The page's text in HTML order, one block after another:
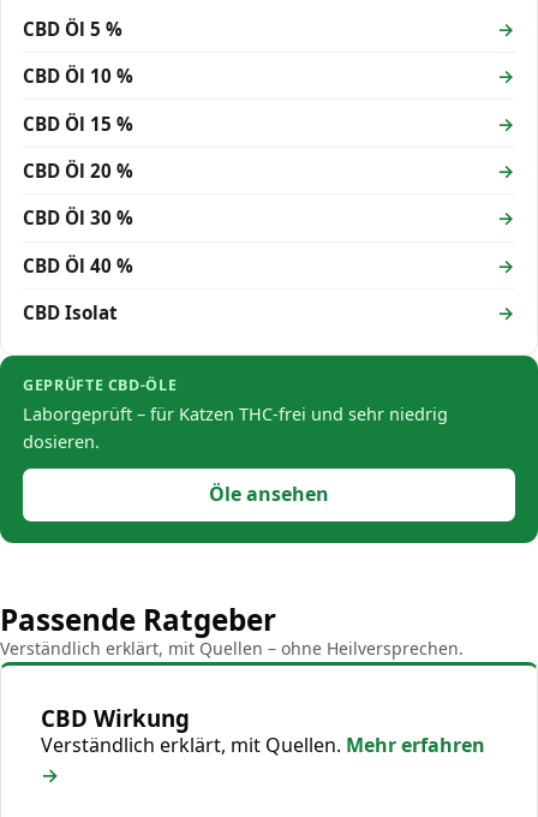
CBD Öl 5 %
CBD Öl 10 %
CBD Öl 15 %
CBD Öl 20 %
CBD Öl 30 %
CBD Öl 40 %
CBD Isolat
GEPRÜFTE CBD-ÖLE
Laborgeprüft – für Katzen THC-frei und sehr niedrig
dosieren.
Öle ansehen
Passende Ratgeber
Verständlich erklärt, mit Quellen – ohne Heilversprechen.
CBD Wirkung
Verständlich erklärt, mit Quellen. Mehr erfahren
→